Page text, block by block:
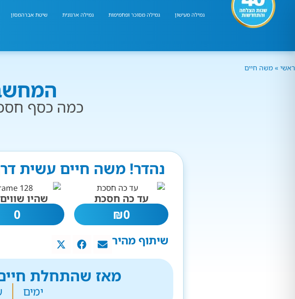
גמילה מעישון גמילה מסוכר ופחמימות גמילה ארגונית שיטת אברהמסון
ראשי » משה חיים
כמה כסף
נהדר! משה חיים עשית
עד כה חסכת
0
₪
שהיו
0
שיתוף מהיר
מאז שהתחלת
ימים